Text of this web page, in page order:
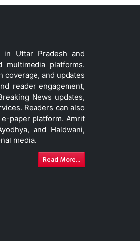
Uttar Pradesh and
platforms.
and updates
reader engagement,
News updates,
Readers can also
paper platform. Amrit
and Haldwani,
media.
Read More...